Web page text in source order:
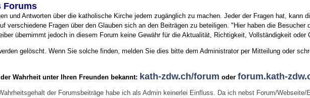
Forums
und Antworten über die katholische Kirche jedem zugänglich zu machen. Jeder der Fragen hat, kann
verschiedene Fragen über den Glauben sich an den Beiträgen zu beteiligen. "Hier haben die
übernimmt jedoch in diesem Forum keine Gewähr für die Aktualität, Richtigkeit, Vollständigkeit
gelöscht. Wenn Sie solche finden, melden Sie dies bitte dem Administrator per Mitteilung oder
Wahrheit unter Ihren Freunden bekannt: kath-zdw.ch/forum oderforum.kath-
der Forumsbeiträge habe ich als Admin keinerlei Einfluss. Da ich nebst Forum/